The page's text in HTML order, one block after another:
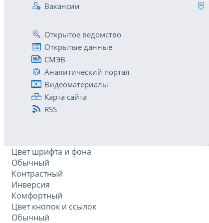
Вакансии
Открытое ведомство
Открытые данные
СМЭВ
Аналитический портал
Видеоматериалы
Карта сайта
RSS
Цвет шрифта и фона
Обычный
Контрастный
Инверсия
Комфортный
Цвет кнопок и ссылок
Обычный